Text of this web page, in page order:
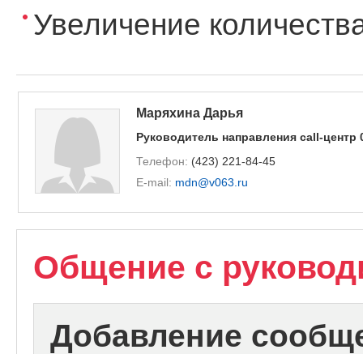
Увеличение
Маряхина Дарья
Руководитель направления call-центр
Телефон: (423) 221-84-45
E-mail: mdn@v063.ru
Общение с
Добавление